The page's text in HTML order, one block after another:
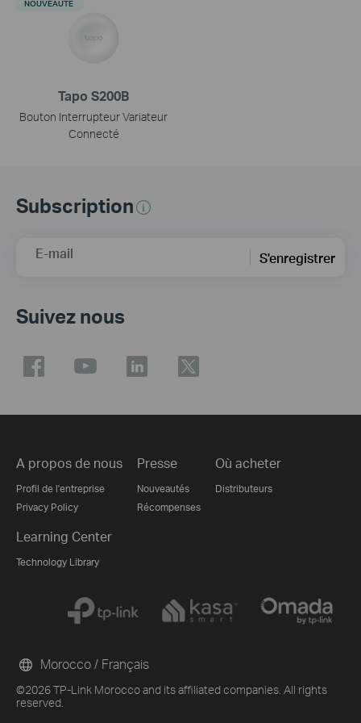
Tapo S200B
Bouton Interrupteur Variateur
Connecté
NOUVEAUTÉ
Subscription
E-mail S'enregistrer
Suivez nous
A propos de nous
Profil de l'entreprise
Privacy Policy
Presse
Nouveautés
Récompenses
Où acheter
Distributeurs
Learning Center
Technology Library
©2026 TP-Link Morocco and its affiliated companies. All rights
reserved.
Morocco / Français